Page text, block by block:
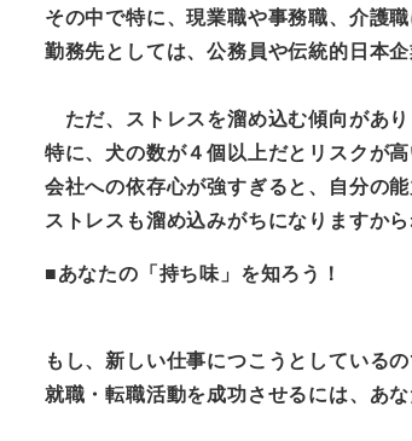
その中で特に、現業職や事務職、介護職
勤務先としては、公務員や伝統的日本企
ただ、ストレスを溜め込む傾向があり
特に、犬の数が４個以上だとリスクが高
会社への依存心が強すぎると、自分の
ストレスも溜め込みがちになりますから
■あなたの「持ち味」を知ろう！
もし、新しい仕事につこうとしているの
就職・転職活動を成功させるには、あ